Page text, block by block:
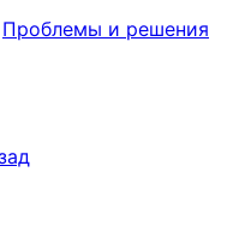
Проблемы и решения